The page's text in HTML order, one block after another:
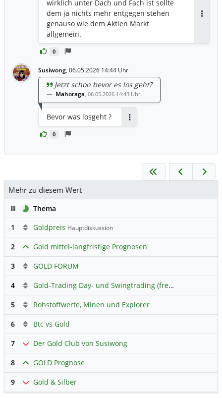
0
wirklich unter Dach und Fach ist sollte
dem ja nichts mehr entgegen stehen
genauso wie dem Aktien Markt
allgemein.
Susiwong, 06.05.2026 14:44 Uhr
0
Jetzt schon bevor es los geht?
Mahoraga, 06.05.2026 14:43 Uhr
Bevor was losgeht ?
Mehr zu diesem Wert
PauseThema
1
Goldpreis Hauptdiskussion
2 Gold mittel-langfristige Prognosen
3 GOLD FORUM
4 Gold-Trading Day- und Swingtrading (freier Austausch)
5 Rohstoffwerte, Minen und Explorer
6 Btc vs Gold
7 Der Gold Club von Susiwong
8 GOLD Prognose
9 Gold & Silber